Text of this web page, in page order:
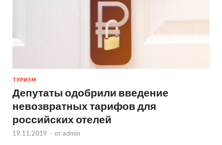
ТУРИЗМ
Депутаты одобрили введение
невозвратных тарифов для
российских отелей
19.11.2019 - от admin